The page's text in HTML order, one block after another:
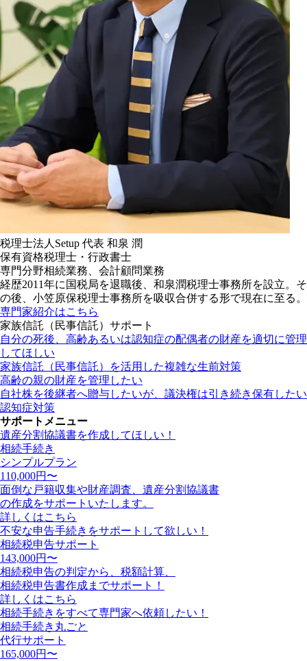
税理士法人Setup 代表 和泉 潤
保有資格税理士・行政書士
専門分野相続業務、会計顧問業務
経歴2011年に国税局を退職後、和泉潤税理士事務所を設立。そ
の後、小笠原保税理士事務所を吸収合併する形で現在に至る。
専門家紹介はこちら
家族信託（民事信託）サポート
自分の死後、高齢あるいは認知症の配偶者の財産を適切に管理
してほしい
家族信託（民事信託）を活用した複雑な生前対策
高齢の親の財産を管理したい
自社株を後継者へ贈与したいが、議決権は引き続き保有したい
認知症対策
サポートメニュー
遺産分割協議書を作成してほしい！
相続手続き
シンプルプラン
110,000円〜
面倒な戸籍収集や財産調査、遺産分割協議書
の作成をサポートいたします。
詳しくはこちら
不安な申告手続きをサポートして欲しい！
相続税申告サポート
143,000円〜
相続税申告の判定から、税額計算、
相続税申告書作成までサポート！
詳しくはこちら
相続手続きをすべて専門家へ依頼したい！
相続手続き丸ごと
代行サポート
165,000円〜